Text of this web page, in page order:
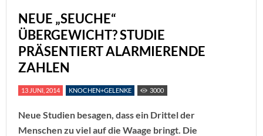
NEUE „SEUCHE“
ÜBERGEWICHT? STUDIE
PRÄSENTIERT ALARMIERENDE
ZAHLEN
13 JUNI, 2014 KNOCHEN+GELENKE 3000
Neue Studien besagen, dass ein Drittel der
Menschen zu viel auf die Waage bringt. Die